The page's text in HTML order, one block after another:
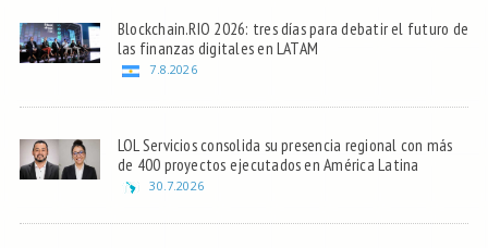
Blockchain.RIO 2026: tres días para debatir el futuro de
las finanzas digitales en LATAM
7.8.2026
LOL Servicios consolida su presencia regional con más
de 400 proyectos ejecutados en América Latina
30.7.2026